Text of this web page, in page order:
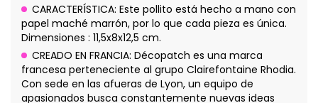
CARACTERÍSTICA: Este pollito está hecho a mano con
papel maché marrón, por lo que cada pieza es única.
Dimensiones : 11,5x8x12,5 cm.
CREADO EN FRANCIA: Décopatch es una marca
francesa perteneciente al grupo Clairefontaine Rhodia.
Con sede en las afueras de Lyon, un equipo de
apasionados busca constantemente nuevas ideas